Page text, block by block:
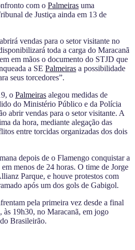
com o Palmeiras uma
de Justiça ainda em 13 de
vendas para o setor visitante no
toda a carga do Maracanã
em mãos o documento do STJD que
a SE Palmeiras a possibilidade
seus torcedores”.
o Palmeiras alegou medidas de
do Ministério Público e da Polícia
abrir vendas para o setor visitante. A
da hora, mediante alegação das
entre torcidas organizadas dos dois
depois de o Flamengo conquistar a
menos de 24 horas. O time de Jorge
Parque, e houve protestos com
após um dos gols de Gabigol.
pela primeira vez desde a final
às 19h30, no Maracanã, em jogo
Brasileirão.